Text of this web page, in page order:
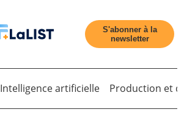
S'abonner à la
newsletter
Intelligence artificielle Production et